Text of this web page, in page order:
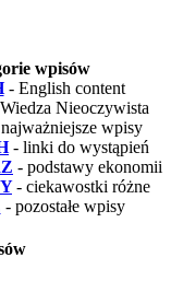
wpisów
- English content
Nieoczywista
wpisy
- linki do wystąpień
- podstawy ekonomii
- ciekawostki różne
- pozostałe wpisy